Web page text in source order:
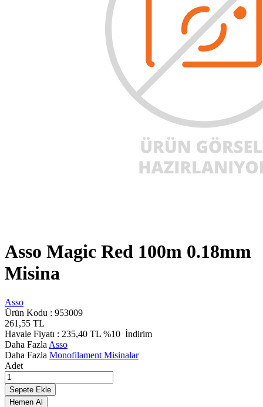
Asso Magic Red 100m 0.18mm
Misina
Asso
Ürün Kodu : 953009
261,55 TL
Havale Fiyatı : 235,40 TL %10 İndirim
Daha Fazla Asso
Daha Fazla Monofilament Misinalar
Adet
Sepete Ekle
Hemen Al